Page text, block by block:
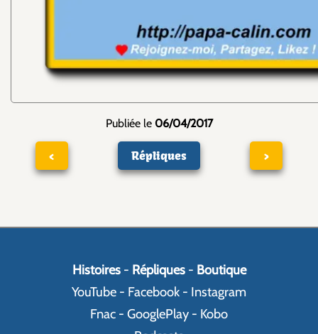
Publiée le 06/04/2017
< Répliques >
Histoires- Répliques- Boutique
YouTube - Facebook - Instagram
Fnac - GooglePlay - Kobo